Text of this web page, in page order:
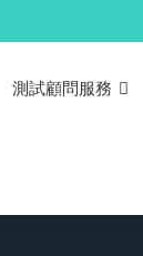
測試顧問服務